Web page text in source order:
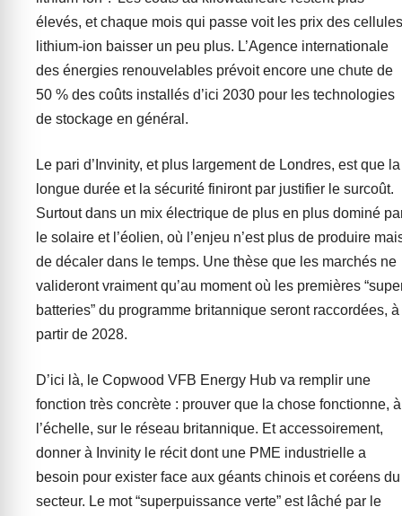
élevés, et chaque mois qui passe voit les prix des cellules
lithium-ion baisser un peu plus. L’Agence internationale
des énergies renouvelables prévoit encore une chute de
50 % des coûts installés d’ici 2030 pour les technologies
de stockage en général.
Le pari d’Invinity, et plus largement de Londres, est que la
longue durée et la sécurité finiront par justifier le surcoût.
Surtout dans un mix électrique de plus en plus dominé
le solaire et l’éolien, où l’enjeu n’est plus de produire
de décaler dans le temps. Une thèse que les marchés ne
valideront vraiment qu’au moment où les premières
batteries” du programme britannique seront raccordées, à
partir de 2028.
D’ici là, le Copwood VFB Energy Hub va remplir une
fonction très concrète : prouver que la chose fonctionne, à
l’échelle, sur le réseau britannique. Et accessoirement,
donner à Invinity le récit dont une PME industrielle a
besoin pour exister face aux géants chinois et coréens du
secteur. Le mot “superpuissance verte” est lâché par le